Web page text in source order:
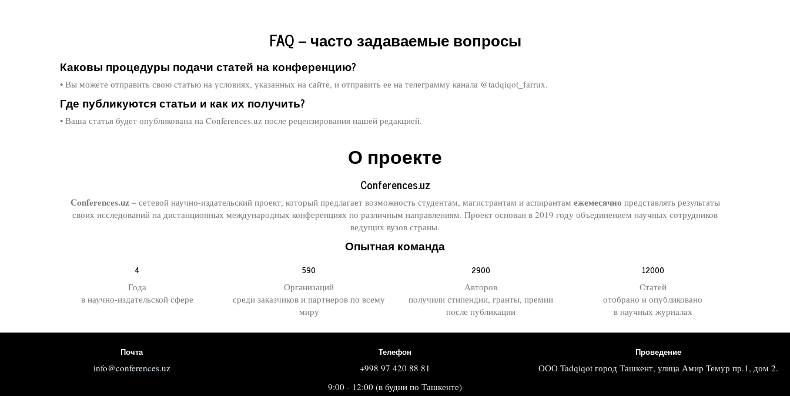
FAQ – часто задаваемые вопросы
Каковы процедуры подачи статей на конференцию?
• Вы можете отправить свою статью на условиях, указанных на сайте, и отправить ее на телеграмму канала @tadqiqot_farrux.
Где публикуются статьи и как их получить?
• Ваша статья будет опубликована на Conferences.uz после рецензирования нашей редакцией.
О проекте
Conferences.uz
Conferences.uz– сетевой научно-издательский проект, который предлагает возможность студентам, магистрантам и аспирантам ежемесячно представлять результаты
своих исследований на дистанционных международных конференциях по различным направлениям. Проект основан в 2019 году объединением научных сотрудников
ведущих вузов страны.
Опытная команда
4
Года
в научно-издательской сфере
590
Организаций
среди заказчиков и партнеров по всему
миру
2900
Авторов
получили стипендии, гранты, премии
после публикации
12000
Статей
отобрано и опубликовано
в научных журналах
Почта
info@conferences.uz
Телефон
+998 97 420 88 81
9:00 - 12:00 (в будни по Ташкенте)
Проведение
ООО Tadqiqot город Ташкент, улица Амир Темур пр.1, дом 2.